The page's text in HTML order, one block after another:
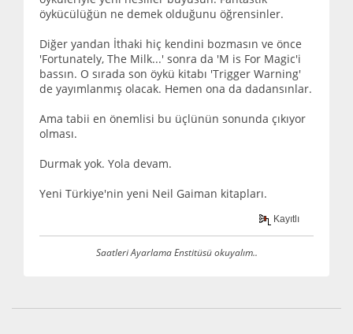
öykücülüğün ne demek olduğunu öğrensinler.
Diğer yandan İthaki hiç kendini bozmasın ve önce
'Fortunately, The Milk...' sonra da 'M is For Magic'i
bassın. O sırada son öykü kitabı 'Trigger Warning'
de yayımlanmış olacak. Hemen ona da dadansınlar.
Ama tabii en önemlisi bu üçlünün sonunda çıkıyor
olması.
Durmak yok. Yola devam.
Yeni Türkiye'nin yeni Neil Gaiman kitapları.
Kayıtlı
Saatleri Ayarlama Enstitüsü okuyalım..